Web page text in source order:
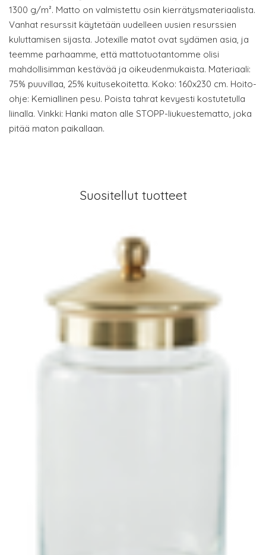
1300 g/m². Matto on valmistettu osin kierrätysmateriaalista.
Vanhat resurssit käytetään uudelleen uusien resurssien
kuluttamisen sijasta. Jotexille matot ovat sydämen asia, ja
teemme parhaamme, että mattotuotantomme olisi
mahdollisimman kestävää ja oikeudenmukaista. Materiaali:
75% puuvillaa, 25% kuitusekoitetta. Koko: 160x230 cm. Hoito-
ohje: Kemiallinen pesu. Poista tahrat kevyesti kostutetulla
liinalla. Vinkki: Hanki maton alle STOPP-liukuestematto, joka
pitää maton paikallaan.
Suositellut tuotteet